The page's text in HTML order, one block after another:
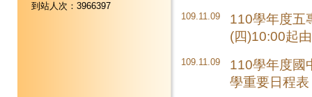
到站人次：3966397
109.11.09
110學年度五
(四)10:00起
109.11.09
110學年度國
學重要日程